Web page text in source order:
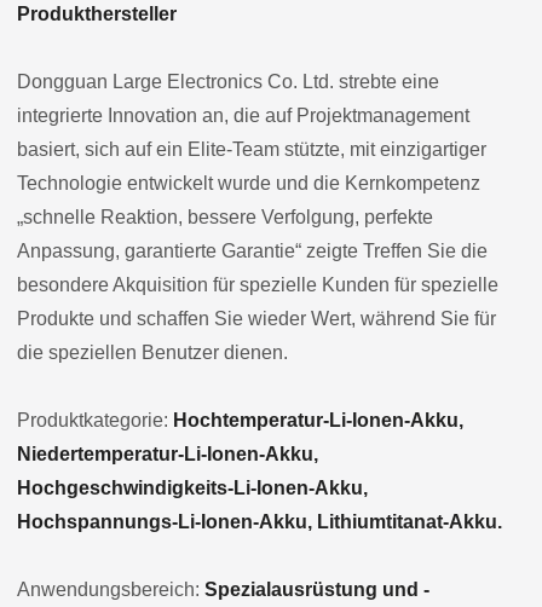
Produkthersteller
Dongguan Large Electronics Co. Ltd. strebte eine
integrierte Innovation an, die auf Projektmanagement
basiert, sich auf ein Elite-Team stützte, mit einzigartiger
Technologie entwickelt wurde und die Kernkompetenz
„schnelle Reaktion, bessere Verfolgung, perfekte
Anpassung, garantierte Garantie“ zeigte Treffen Sie die
besondere Akquisition für spezielle Kunden für spezielle
Produkte und schaffen Sie wieder Wert, während Sie für
die speziellen Benutzer dienen.
Produktkategorie: Hochtemperatur-Li-Ionen-Akku,
Niedertemperatur-Li-Ionen-Akku,
Hochgeschwindigkeits-Li-Ionen-Akku,
Hochspannungs-Li-Ionen-Akku, Lithiumtitanat-Akku.
Anwendungsbereich: Spezialausrüstung und -